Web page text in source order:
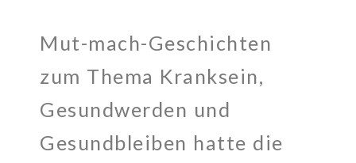
Mut-mach-Geschichten
zum Thema Kranksein,
Gesundwerden und
Gesundbleiben hatte die